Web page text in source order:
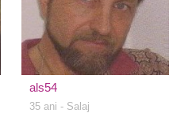
als54
35 ani - Salaj